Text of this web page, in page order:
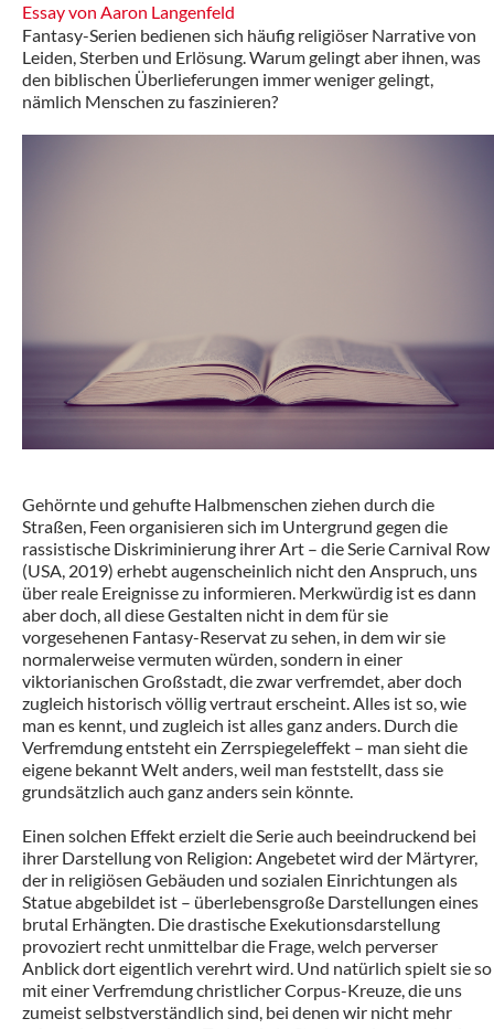
Essay von Aaron Langenfeld
Fantasy-Serien bedienen sich häufig religiöser Narrative von
Leiden, Sterben und Erlösung. Warum gelingt aber ihnen, was
den biblischen Überlieferungen immer weniger gelingt,
nämlich Menschen zu faszinieren?
Gehörnte und gehufte Halbmenschen ziehen durch die
Straßen, Feen organisieren sich im Untergrund gegen die
rassistische Diskriminierung ihrer Art – die Serie Carnival Row
(USA, 2019) erhebt augenscheinlich nicht den Anspruch, uns
über reale Ereignisse zu informieren. Merkwürdig ist es dann
aber doch, all diese Gestalten nicht in dem für sie
vorgesehenen Fantasy-Reservat zu sehen, in dem wir sie
normalerweise vermuten würden, sondern in einer
viktorianischen Großstadt, die zwar verfremdet, aber doch
zugleich historisch völlig vertraut erscheint. Alles ist so, wie
man es kennt, und zugleich ist alles ganz anders. Durch die
Verfremdung entsteht ein Zerrspiegeleffekt – man sieht die
eigene bekannt Welt anders, weil man feststellt, dass sie
grundsätzlich auch ganz anders sein könnte.
Einen solchen Effekt erzielt die Serie auch beeindruckend bei
ihrer Darstellung von Religion: Angebetet wird der Märtyrer,
der in religiösen Gebäuden und sozialen Einrichtungen als
Statue abgebildet ist – überlebensgroße Darstellungen eines
brutal Erhängten. Die drastische Exekutionsdarstellung
provoziert recht unmittelbar die Frage, welch perverser
Anblick dort eigentlich verehrt wird. Und natürlich spielt sie so
mit einer Verfremdung christlicher Corpus-Kreuze, die uns
zumeist selbstverständlich sind, bei denen wir nicht mehr